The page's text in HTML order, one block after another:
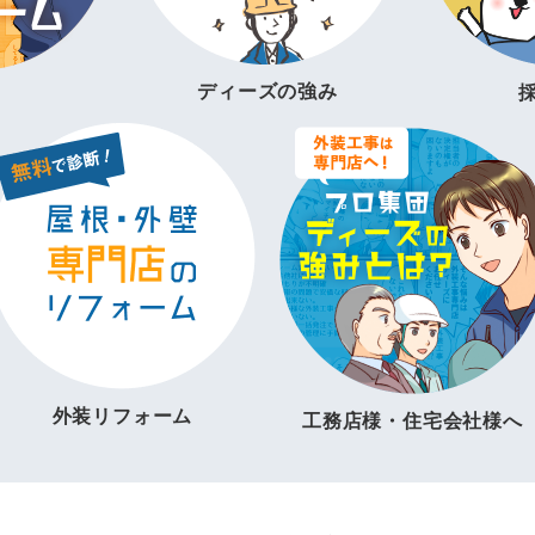
ディーズの強み
外装リフォーム 工務店様・住宅会社様へ